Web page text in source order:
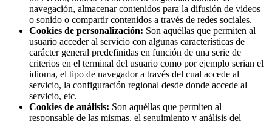
navegación, almacenar contenidos para la difusión de videos
o sonido o compartir contenidos a través de redes sociales.
Cookies de personalización: Son aquéllas que permiten al
usuario acceder al servicio con algunas características de
carácter general predefinidas en función de una serie de
criterios en el terminal del usuario como por ejemplo serian el
idioma, el tipo de navegador a través del cual accede al
servicio, la configuración regional desde donde accede al
servicio, etc.
Cookies de análisis: Son aquéllas que permiten al
responsable de las mismas, el seguimiento y análisis del